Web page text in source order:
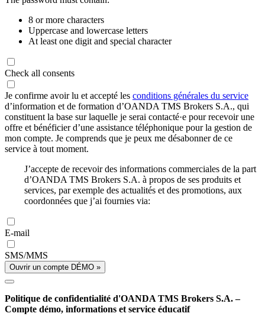
8 or more characters
Uppercase and lowercase letters
At least one digit and special character
Check all consents
Je confirme avoir lu et accepté les conditions générales du service
d’information et de formation d’OANDA TMS Brokers S.A., qui
constituent la base sur laquelle je serai contacté·e pour recevoir une
offre et bénéficier d’une assistance téléphonique pour la gestion de
mon compte. Je comprends que je peux me désabonner de ce
service à tout moment.
J’accepte de recevoir des informations commerciales de la part
d’OANDA TMS Brokers S.A. à propos de ses produits et
services, par exemple des actualités et des promotions, aux
coordonnées que j’ai fournies via:
E-mail
SMS/MMS
Ouvrir un compte DÉMO »
Politique de confidentialité d'OANDA TMS Brokers S.A. –
Compte démo, informations et service éducatif